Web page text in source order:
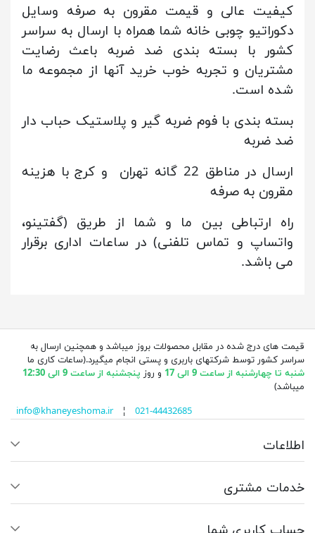
کیفیت عالی و قیمت مقرون به صرفه وسایل
دکوراتیو چوبی خانه شما همراه با ارسال به سراسر
کشور با بسته بندی ضد ضربه باعث رضایت
مشتریان و تجربه خوب خرید آنها از مجموعه ما
شده است.
بسته بندی با فوم ضربه گیر و پلاستیک حباب دار
ضد ضربه
ارسال در مناطق 22 گانه تهران و کرج با هزینه
مقرون به صرفه
راه ارتباطی بین ما و شما از طریق (گفتینو،
واتساپ و تماس تلفنی) در ساعات اداری برقرار
می باشد.
قیمت های درج شده در مقابل محصولات بروز میباشد و همچنین ارسال به
سراسر کشور توسط شرکتهای باربری و پستی انجام میگیرد.(ساعات کاری ما
شنبه تا چهارشنبه از ساعت 9 الی 17
و روز پنجشنبه از ساعت 9 الی 12:30
میباشد)
info@khaneyeshoma.ir¦ 021-44432685
اطلاعات
خدمات مشتری